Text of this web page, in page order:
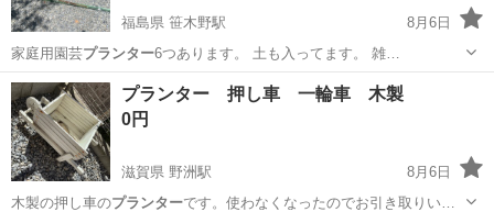
福島県 笹木野駅
8月6日
家庭用園芸プランター6つあります。 土も入ってます。 雑…
福島 福島市 笹木野駅 その他
プランター 押し車 一輪車 木製
0円
滋賀県 野洲駅
8月6日
木製の押し車のプランターです。使わなくなったのでお引き取りい…